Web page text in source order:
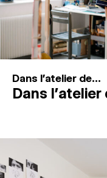
Recherche
Connexion
Dans l'atelier de...
Dans